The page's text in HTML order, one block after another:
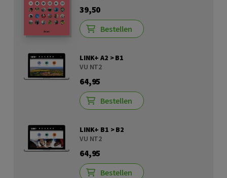
39,50
Bestellen
LINK+ A2 > B1
VU NT2
64,95
Bestellen
LINK+ B1 > B2
VU NT2
64,95
Bestellen